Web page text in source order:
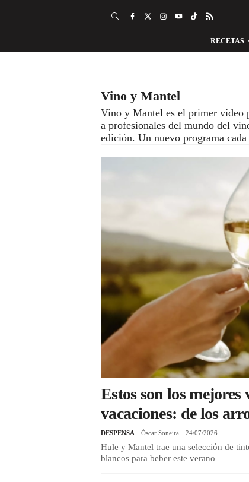
RECETAS
Vino y Mantel
Vino y Mantel es el primer vídeo
a profesionales del mundo del
edición. Un nuevo programa cada
Estos son los
vacaciones: de los
DESPENSA Òscar Soneira 24/07/2026
Hule y Mantel trae una selección de
blancos para beber este verano